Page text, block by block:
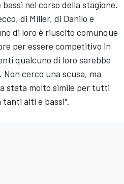
nel corso della stagione.
di Miller, di Danilo e
di loro è riuscito comunque
per essere competitivo in
qualcuno di loro sarebbe
cerco una scusa, ma
stata molto simile per tutti
alti e bassi".